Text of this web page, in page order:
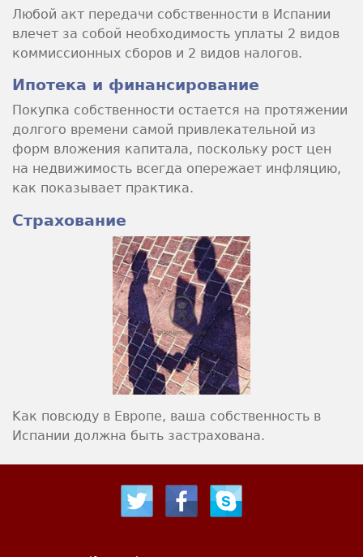
Любой акт передачи собственности в Испании
влечет за собой необходимость уплаты 2 видов
коммиссионных сборов и 2 видов налогов.
Ипотека и финансирование
Покупка собственности остается на протяжении
долгого времени самой привлекательной из
форм вложения капитала, поскольку рост цен
на недвижимость всегда опережает инфляцию,
как показывает практика.
Страхование
Kак повсюду в Европе, ваша собственность в
Испании должна быть застрахована.